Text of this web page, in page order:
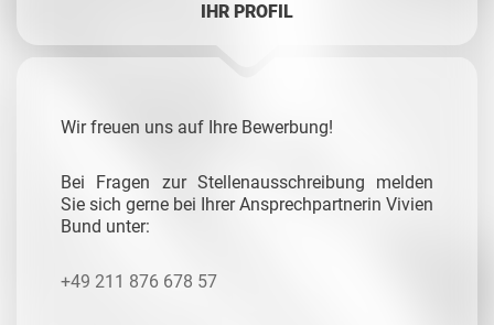
IHR PROFIL
Wir freuen uns auf Ihre Bewerbung!
Bei Fragen zur Stellenausschreibung melden
Sie sich gerne bei Ihrer Ansprechpartnerin Vivien
Bund unter:
+49 211 876 678 57